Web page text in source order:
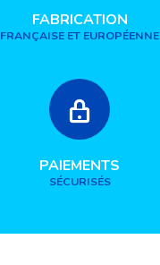
FABRICATION
FRANÇAISE ET EUROPÉENNE
PAIEMENTS
SÉCURISÉS